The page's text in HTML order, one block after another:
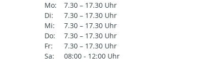
Mo:
7.30 – 17.30 Uhr
Di:
7.30 – 17.30 Uhr
Mi:
7.30 – 17.30 Uhr
Do:
7.30 – 17.30 Uhr
Fr:
7.30 – 17.30 Uhr
Sa:
08:00 - 12:00 Uhr